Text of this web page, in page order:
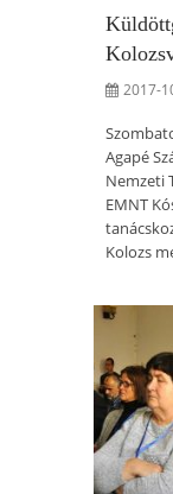
2017-
Agapé
Nemzeti
EMNT
Kolozs